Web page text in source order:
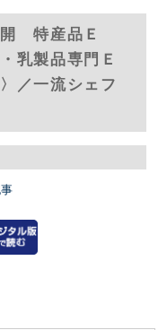
開 特産品Ｅ
乳製品専門Ｅ
／一流シェフ